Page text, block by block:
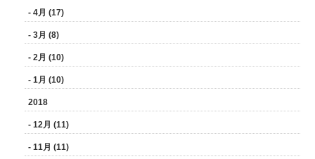
- 4月 (17)
- 3月 (8)
- 2月 (10)
- 1月 (10)
2018
- 12月 (11)
- 11月 (11)